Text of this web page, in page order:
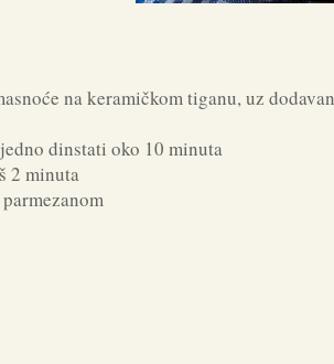
na keramičkom tiganu, uz
dinstati oko 10 minuta
2 minuta